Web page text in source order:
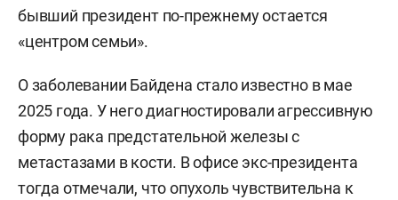
бывший президент по-прежнему остается
«центром семьи».
О заболевании Байдена стало известно в мае
2025 года. У него диагностировали агрессивную
форму рака предстательной железы с
метастазами в кости. В офисе экс-президента
тогда отмечали, что опухоль чувствительна к